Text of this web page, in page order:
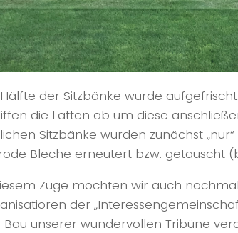
der Sitzbänke wurde
die Latten ab um diese
Sitzbänke wurden zunächst
Bleche erneutert bzw. getauscht
Zuge möchten wir auch
der
Bau unserer wundervollen Tribüne